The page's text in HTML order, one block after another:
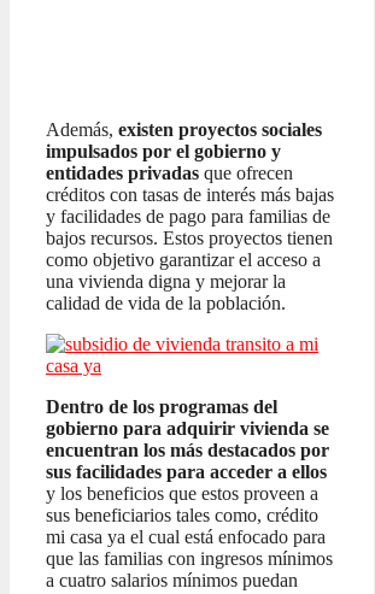
Además, existen proyectos sociales
impulsados por el gobierno y
entidades privadas que ofrecen
créditos con tasas de interés más bajas
y facilidades de pago para familias de
bajos recursos. Estos proyectos tienen
como objetivo garantizar el acceso a
una vivienda digna y mejorar la
calidad de vida de la población.
Dentro de los programas del
gobierno para adquirir vivienda se
encuentran los más destacados por
sus facilidades para acceder a ellos
y los beneficios que estos proveen a
sus beneficiarios tales como, crédito
mi casa ya el cual está enfocado para
que las familias con ingresos mínimos
a cuatro salarios mínimos puedan